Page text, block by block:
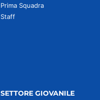
Prima Squadra
Staff
SETTORE GIOVANILE